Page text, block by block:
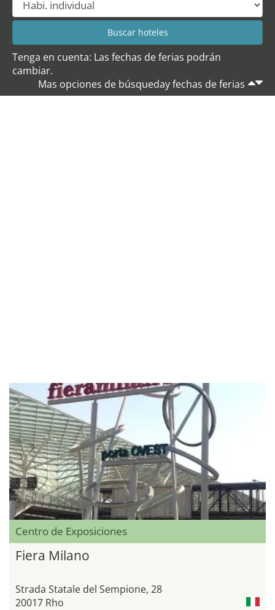
Tenga en cuenta: Las fechas de ferias podrán
cambiar.
Mas opciones de búsqueday fechas de ferias
Centro de Exposiciones
Fiera Milano
Strada Statale del Sempione, 28
20017 Rho